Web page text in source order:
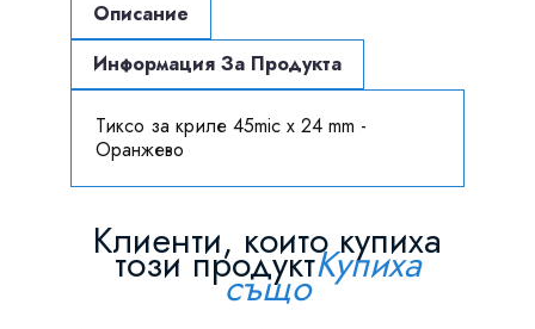
Описание
Информация За Продукта
Тиксо за криле 45mic x 24 mm -
Оранжево
Клиенти, които купиха
този продуктКупиха
също